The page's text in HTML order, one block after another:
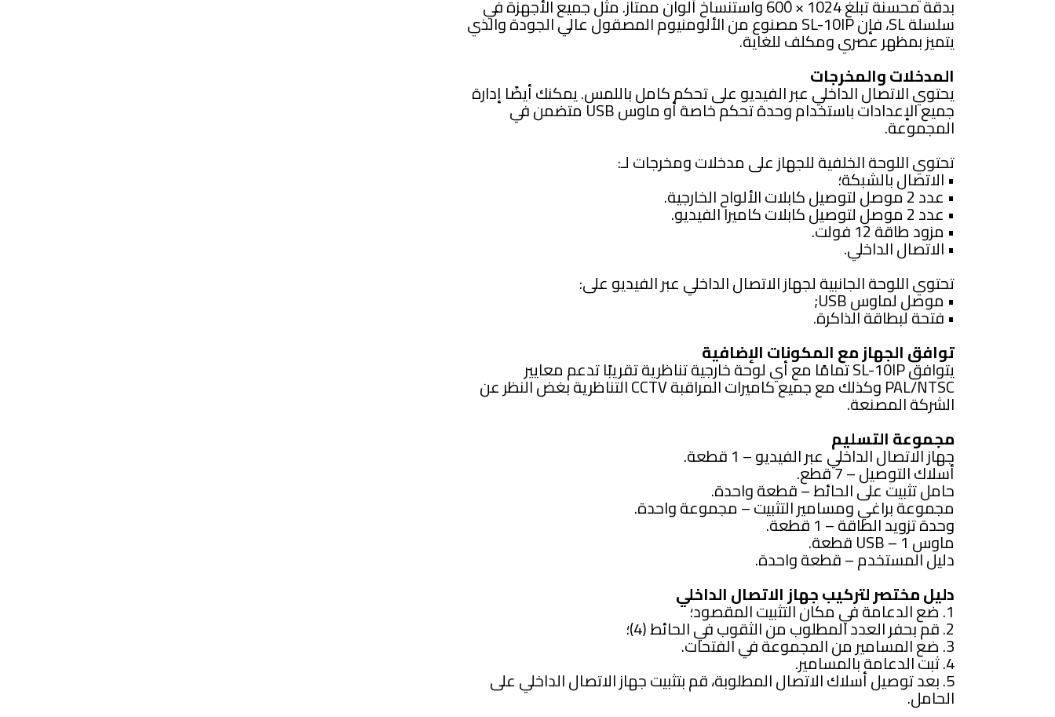
بدقة محسنة تبلغ 1024 × 600 واستنساخ ألوان ممتاز. مثل جميع الأجهزة في
سلسلة SL، فإن SL-10IP مصنوع من الألومنيوم المصقول عالي الجودة والذي
يتميز بمظهر عصري ومكلف للغاية.
المدخلات والمخرجات
يحتوي الاتصال الداخلي عبر الفيديو على تحكم كامل باللمس. يمكنك أيضًا إدارة
جميع الإعدادات باستخدام وحدة تحكم خاصة أو ماوس USB متضمن في
المجموعة.
تحتوي اللوحة الخلفية للجهاز على مدخلات ومخرجات لـ:
• الاتصال بالشبكة؛
• عدد 2 موصل لتوصيل كابلات الألواح الخارجية.
• عدد 2 موصل لتوصيل كابلات كاميرا الفيديو.
• مزود طاقة 12 فولت.
• الاتصال الداخلي.
تحتوي اللوحة الجانبية لجهاز الاتصال الداخلي عبر الفيديو على:
• موصل لماوس USB;
• فتحة لبطاقة الذاكرة.
توافق الجهاز مع المكونات الإضافية
يتوافق SL-10IP تمامًا مع أي لوحة خارجية تناظرية تقريبًا تدعم معايير
PAL/NTSC وكذلك مع جميع كاميرات المراقبة CCTV التناظرية بغض النظر عن
الشركة المصنعة.
مجموعة التسليم
جهاز الاتصال الداخلي عبر الفيديو – 1 قطعة.
أسلاك التوصيل – 7 قطع.
حامل تثبيت على الحائط – قطعة واحدة.
مجموعة براغي ومسامير التثبيت – مجموعة واحدة.
وحدة تزويد الطاقة – 1 قطعة.
ماوس USB – 1 قطعة.
دليل المستخدم – قطعة واحدة.
دليل مختصر لتركيب جهاز الاتصال الداخلي
1. ضع الدعامة في مكان التثبيت المقصود؛
2. قم بحفر العدد المطلوب من الثقوب في الحائط (4)؛
3. ضع المسامير من المجموعة في الفتحات.
4. ثبت الدعامة بالمسامير.
5. بعد توصيل أسلاك الاتصال المطلوبة، قم بتثبيت جهاز الاتصال الداخلي على
الحامل.